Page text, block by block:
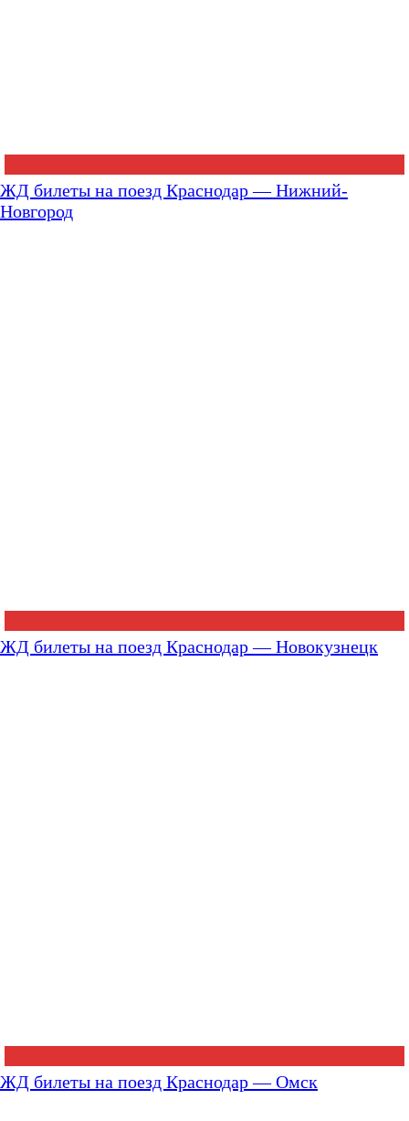
ЖД билеты на поезд Краснодар — Нижний-
Новгород
ЖД билеты на поезд Краснодар — Новокузнецк
ЖД билеты на поезд Краснодар — Омск